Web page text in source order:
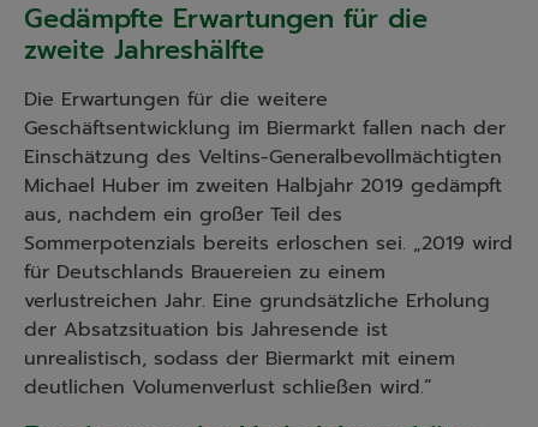
Gedämpfte Erwartungen für die
zweite Jahreshälfte
Die Erwartungen für die weitere
Geschäftsentwicklung im Biermarkt fallen nach der
Einschätzung des Veltins-Generalbevollmächtigten
Michael Huber im zweiten Halbjahr 2019 gedämpft
aus, nachdem ein großer Teil des
Sommerpotenzials bereits erloschen sei. „2019 wird
für Deutschlands Brauereien zu einem
verlustreichen Jahr. Eine grundsätzliche Erholung
der Absatzsituation bis Jahresende ist
unrealistisch, sodass der Biermarkt mit einem
deutlichen Volumenverlust schließen wird.“